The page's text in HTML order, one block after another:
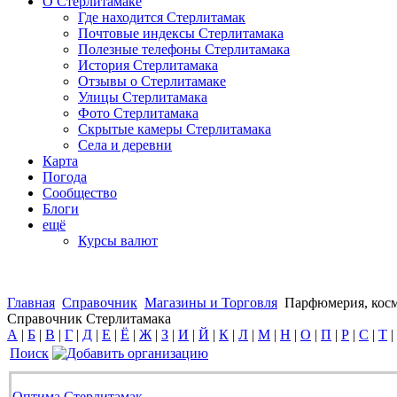
Где находится Стерлитамак
Почтовые индексы Стерлитамака
Полезные телефоны Стерлитамака
История Стерлитамака
Отзывы о Стерлитамаке
Улицы Стерлитамака
Фото Стерлитамака
Скрытые камеры Стерлитамака
Села и деревни
Карта
Погода
Сообщество
Блоги
ещё
Курсы валют
Главная Справочник Магазины и Торговля Парфюмерия,
Справочник Стерлитамака
А | Б | В | Г | Д | Е | Ё | Ж | З | И | Й | К | Л | М | Н | О | П | Р | С | Т |
Поиск